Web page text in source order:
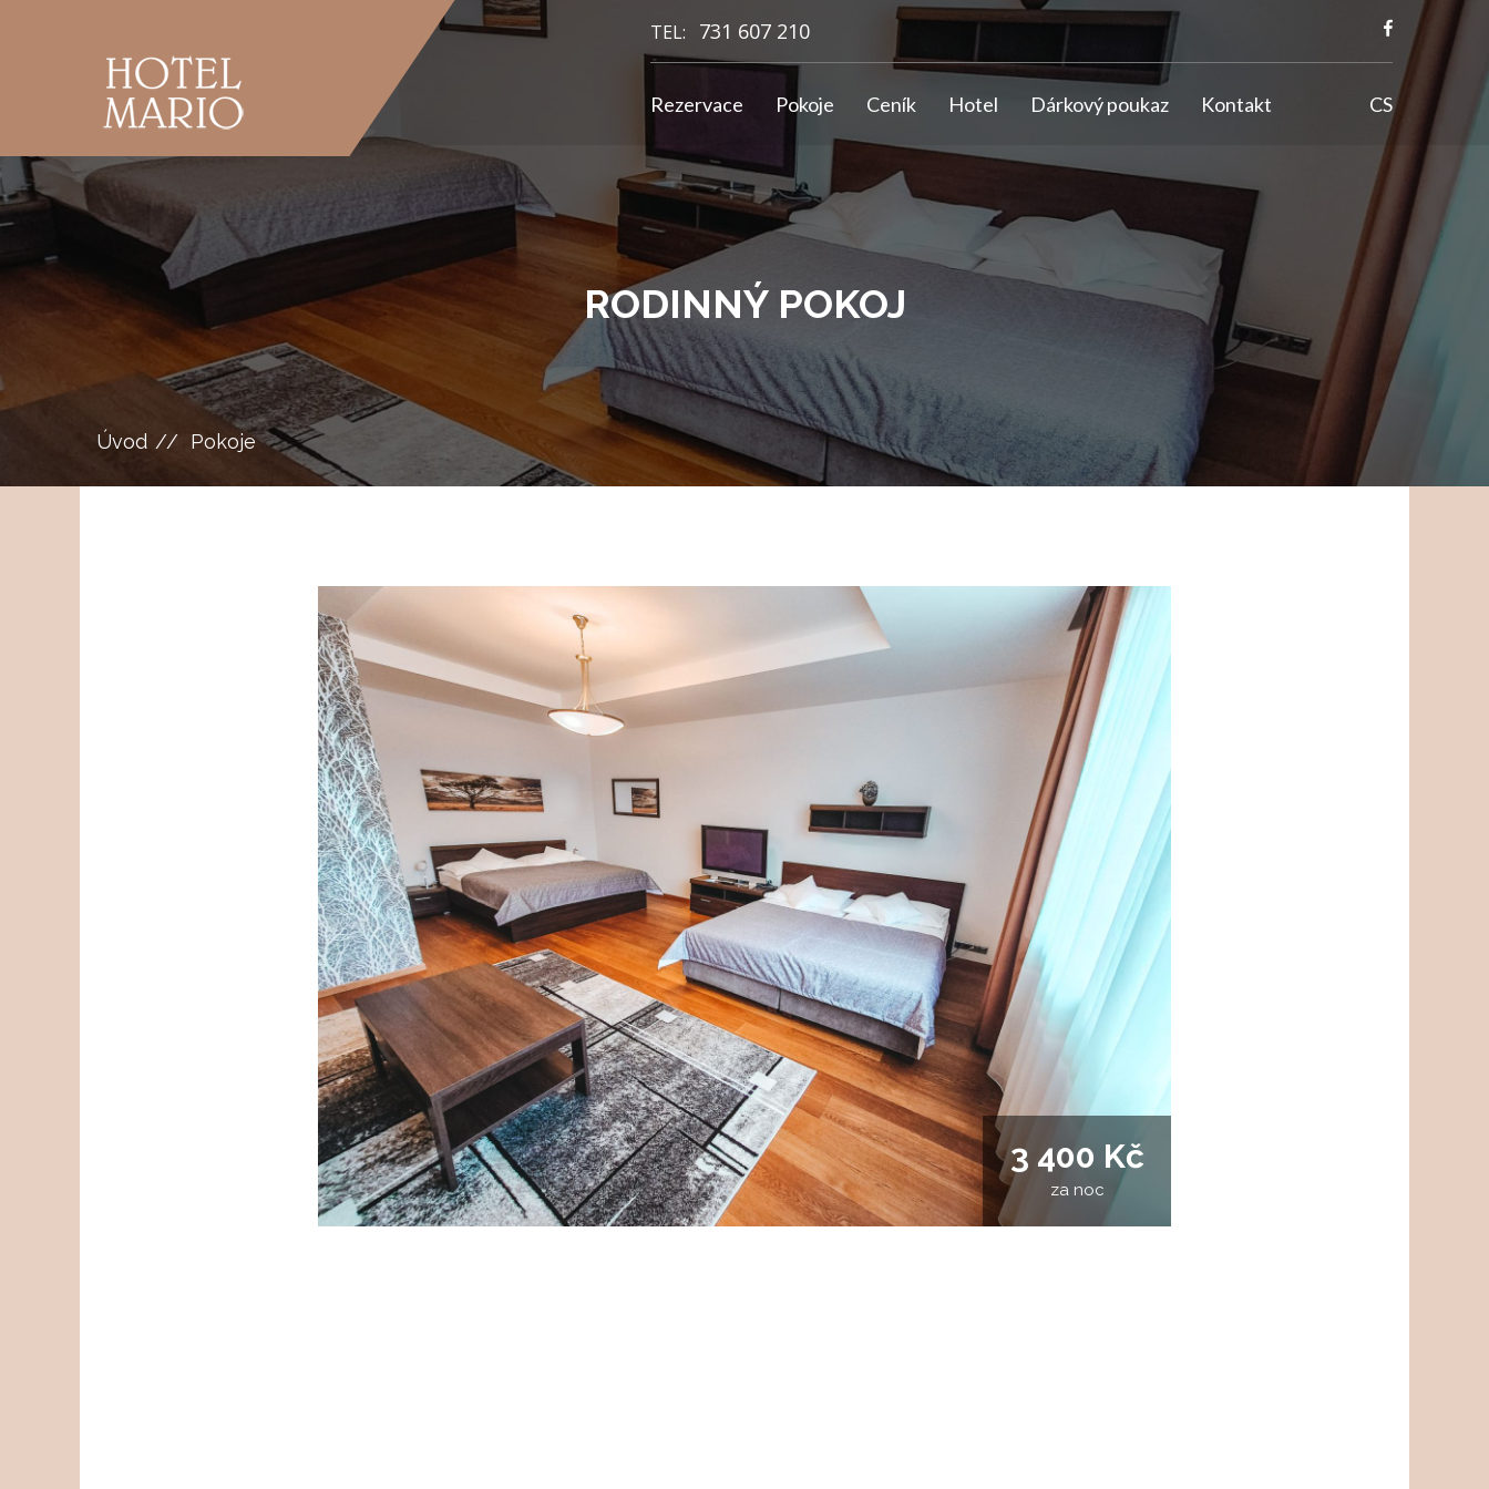
TEL: 731 607 210
Rezervace Pokoje Ceník Hotel Dárkový poukaz Kontakt CS
RODINNÝ POKOJ
Úvod Pokoje
3 400 Kč
za noc